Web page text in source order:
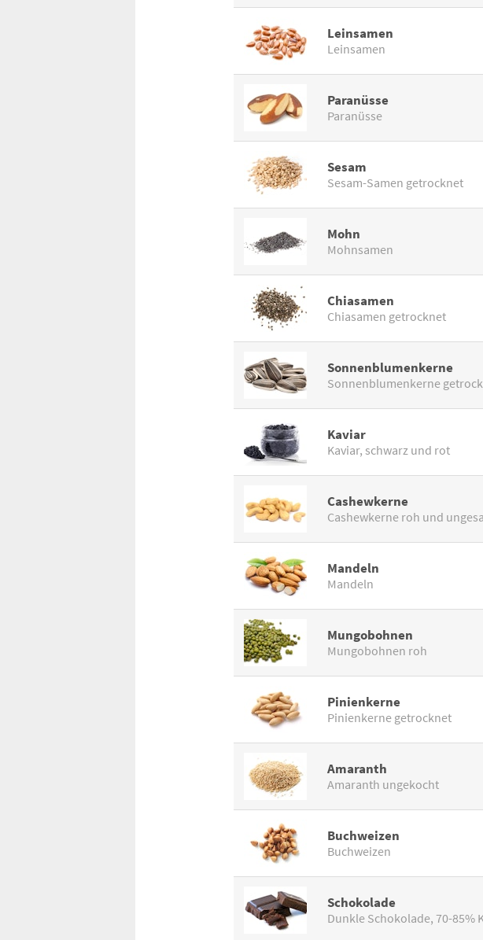
Leinsamen
Leinsamen
Paranüsse
Paranüsse
Sesam
Sesam-Samen getrocknet
Mohn
Mohnsamen
Chiasamen
Chiasamen getrocknet
Sonnenblumenkerne
Sonnenblumenkerne
Kaviar
Kaviar, schwarz und rot
Cashewkerne
Cashewkerne roh und
Mandeln
Mandeln
Mungobohnen
Mungobohnen roh
Pinienkerne
Pinienkerne getrocknet
Amaranth
Amaranth ungekocht
Buchweizen
Buchweizen
Schokolade
Dunkle Schokolade, 70-85%